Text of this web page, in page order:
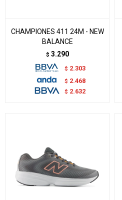
CHAMPIONES 411 24M - NEW
BALANCE
$ 3.290
$ 2.303
$ 2.468
$ 2.632